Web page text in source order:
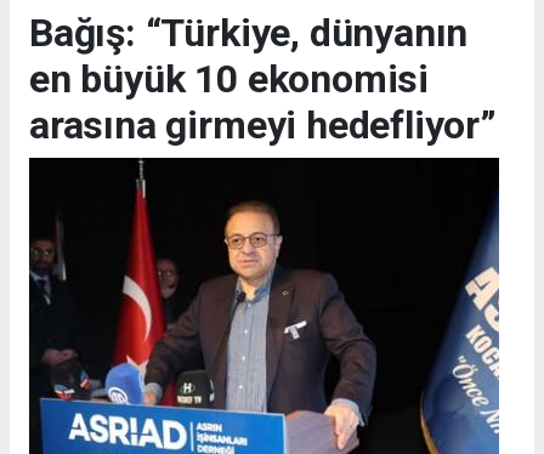
Bağış: “Türkiye, dünyanın
en büyük 10 ekonomisi
arasına girmeyi hedefliyor”